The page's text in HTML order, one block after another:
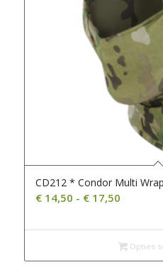
CD212 * Condor Multi
€14,50 - €17,50
tot
€ 17,50
Opties